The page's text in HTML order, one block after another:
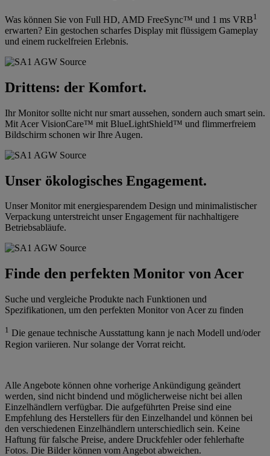
Was können Sie von Full HD, AMD FreeSync™ und 1 ms VRB1
erwarten? Ein gestochen scharfes Display mit flüssigem Gameplay
und einem ruckelfreien Erlebnis.
Drittens: der Komfort.
Ihr Monitor sollte nicht nur smart aussehen, sondern auch smart sein.
Mit Acer VisionCare™ mit BlueLightShield™ und flimmerfreiem
Bildschirm schonen wir Ihre Augen.
Unser ökologisches Engagement.
Unser Monitor mit energiesparendem Design und minimalistischer
Verpackung unterstreicht unser Engagement für nachhaltigere
Betriebsabläufe.
Finde den perfekten Monitor von Acer
Suche und vergleiche Produkte nach Funktionen und
Spezifikationen, um den perfekten Monitor von Acer zu finden
1 Die genaue technische Ausstattung kann je nach Modell und/oder
Region variieren. Nur solange der Vorrat reicht.
Alle Angebote können ohne vorherige Ankündigung geändert
werden, sind nicht bindend und möglicherweise nicht bei allen
Einzelhändlern verfügbar. Die aufgeführten Preise sind eine
Empfehlung des Herstellers für den Einzelhandel und können bei
den verschiedenen Einzelhändlern unterschiedlich sein. Keine
Haftung für falsche Preise, andere Druckfehler oder fehlerhafte
Fotos. Die Bilder können vom Angebot abweichen.